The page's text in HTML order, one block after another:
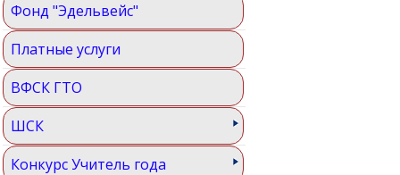
Фонд "Эдельвейс"
Платные услуги
ВФСК ГТО
ШСК
Конкурс Учитель года